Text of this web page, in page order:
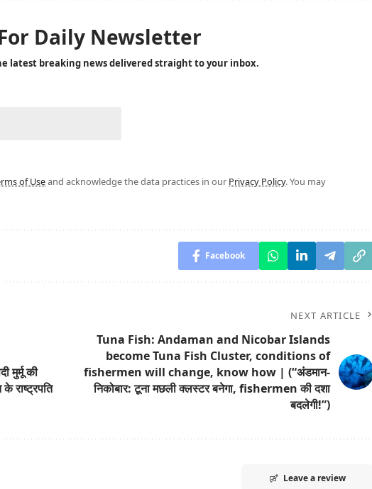
Daily Newsletter
latest breaking news delivered straight to your inbox.
of Useand acknowledge the data practices in our Privacy Policy. You may
Facebook
मुर्मू की
राष्ट्रपति
NEXT ARTICLE
Tuna Fish: Andaman and Nicobar Islands
become Tuna Fish Cluster, conditions of
fishermen will change, know how | (“अंडमान-
निकोबार: टूना मछली क्लस्टर बनेगा, fishermen की दशा
बदलेगी!”)
Leave a review